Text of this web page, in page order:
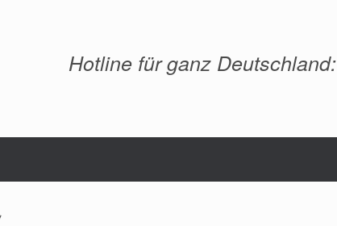
Hotline für ganz Deutschland: